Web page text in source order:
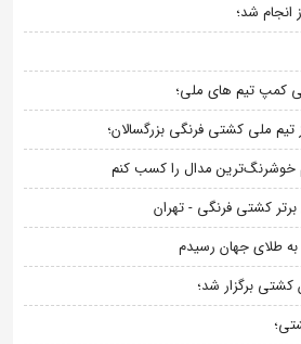
انجام شد؛
ملی کشتی فرنگی بزرگسالان؛
خوشرنگ‌ترین مدال را کسب کنم
برتر کشتی فرنگی - تهران
طلای جهان رسیدم
برگزار شد؛